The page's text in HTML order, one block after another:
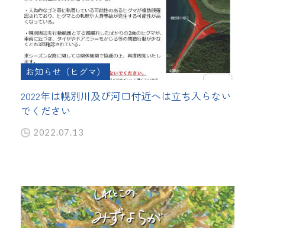
お知らせ（ヒグマ）
2022年は幌別川及び河口付近へは立ち入らない
でください
2022.07.13